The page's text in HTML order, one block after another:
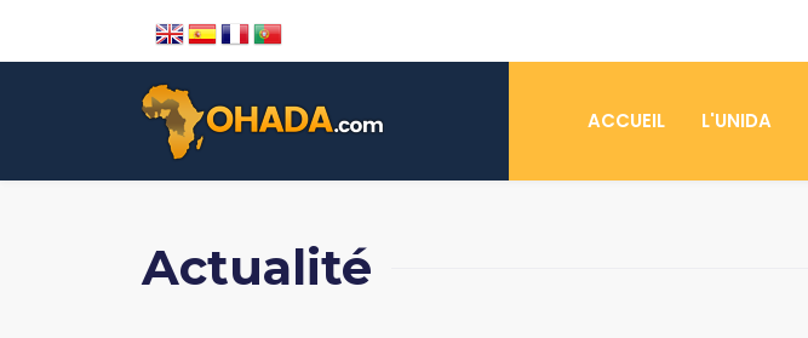
ACCUEIL L'UNIDA
Actualité